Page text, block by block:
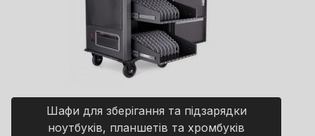
Шафи для зберігання та підзарядки
ноутбуків, планшетів та хромбуків